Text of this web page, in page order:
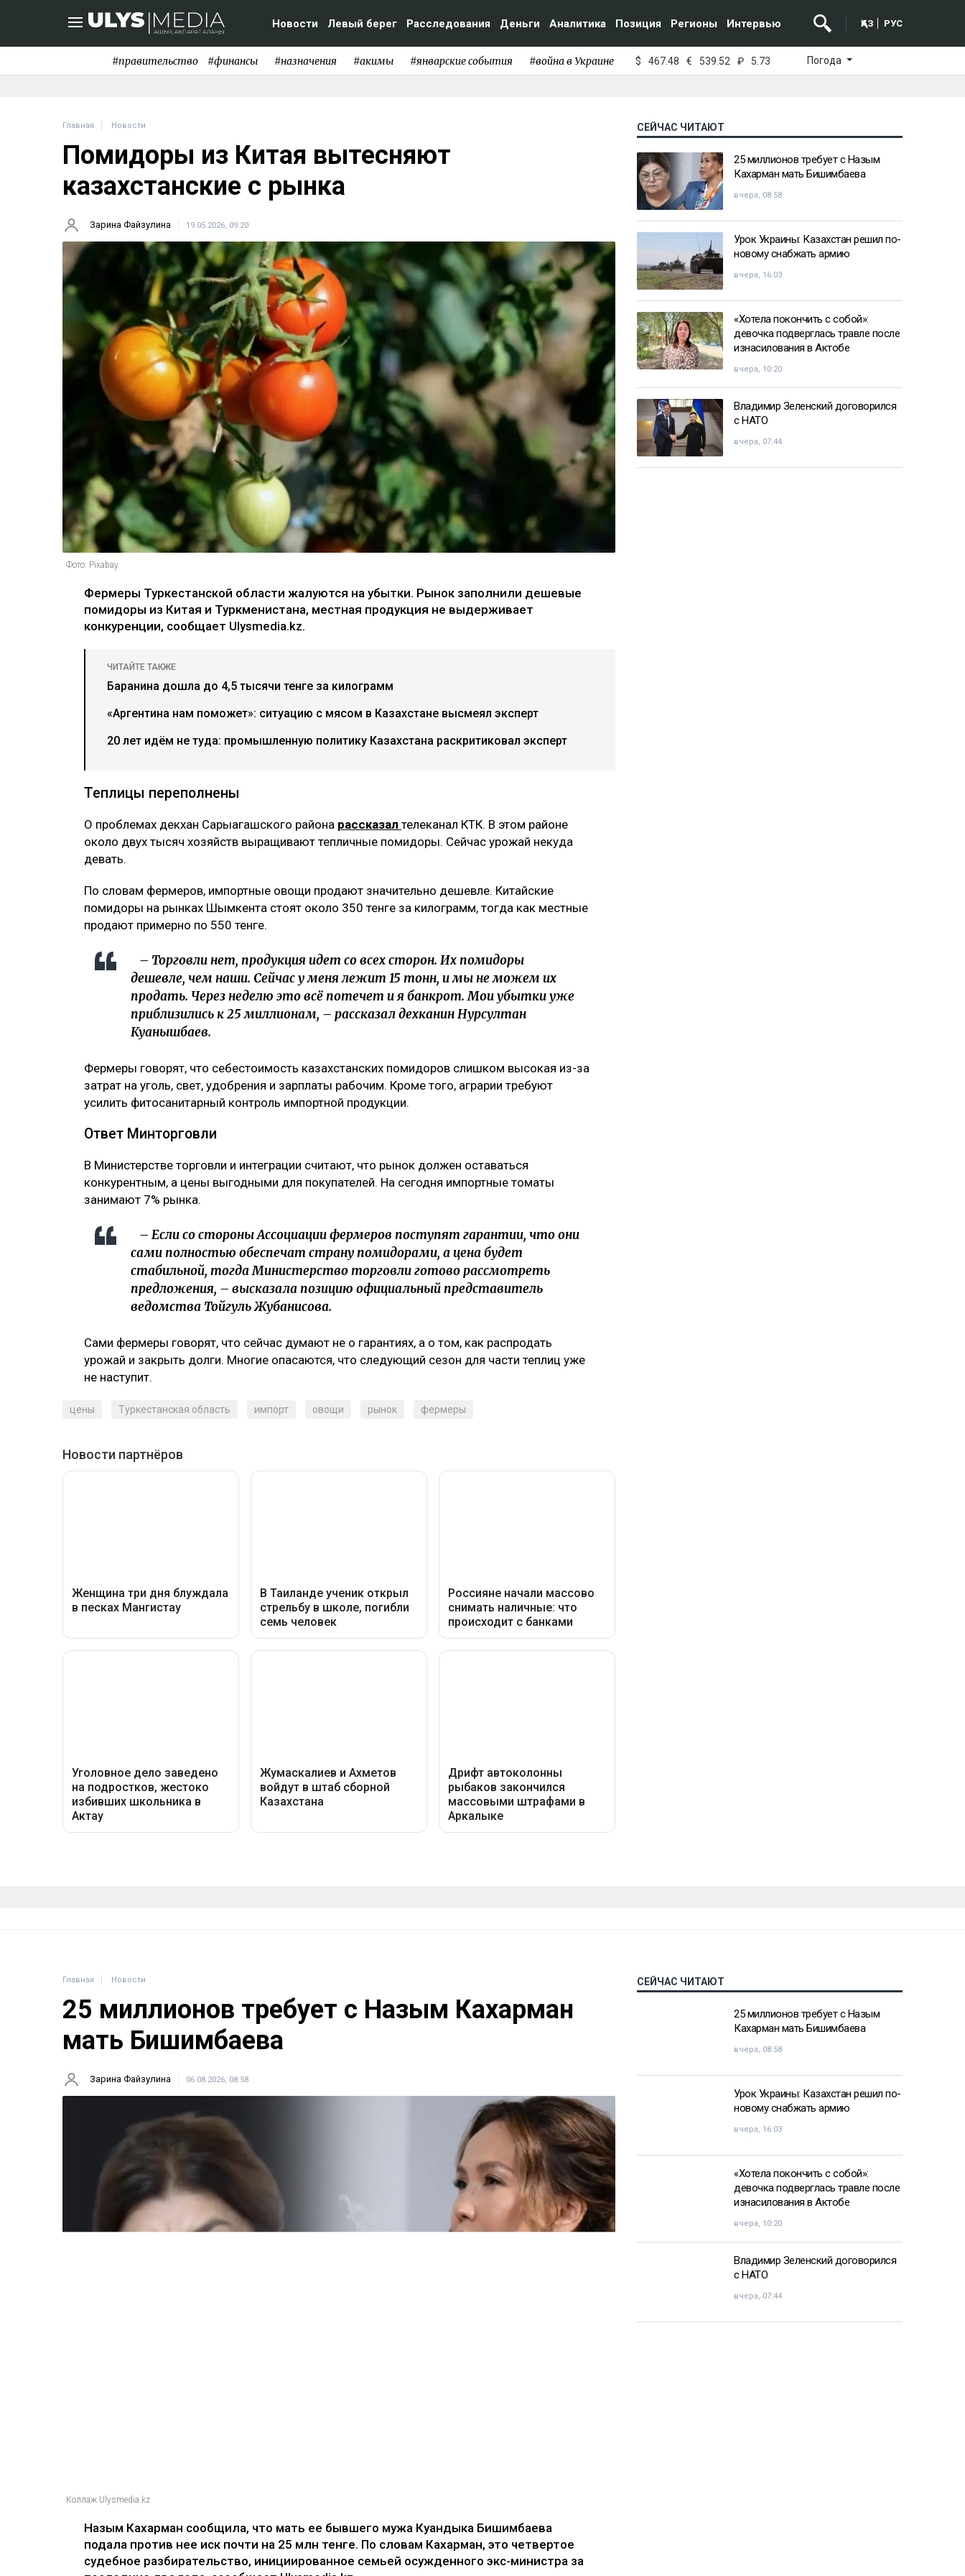
Новости Левый берег Расследования Деньги Аналитика Позиция Регионы Интервью ҚАЗ РУС
#правительство #финансы #назначения #акимы #январские события #война в Украине $ 467.48 € 539.52 ₽ 5.73 Погода
Главная Новости
Помидоры из Китая вытесняют
казахстанские с рынка
Зарина Файзулина 19.05.2026, 09:20
Фото: Pixabay
Фермеры Туркестанской области жалуются на убытки. Рынок заполнили дешевые
помидоры из Китая и Туркменистана, местная продукция не выдерживает
конкуренции, сообщает Ulysmedia.kz.
ЧИТАЙТЕ ТАКЖЕ
Баранина дошла до 4,5 тысячи тенге за килограмм
«Аргентина нам поможет»: ситуацию с мясом в Казахстане высмеял эксперт
20 лет идём не туда: промышленную политику Казахстана раскритиковал эксперт
Теплицы переполнены
О проблемах декхан Сарыагашского района рассказал телеканал КТК. В этом районе
около двух тысяч хозяйств выращивают тепличные помидоры. Сейчас урожай некуда
девать.
По словам фермеров, импортные овощи продают значительно дешевле. Китайские
помидоры на рынках Шымкента стоят около 350 тенге за килограмм, тогда как местные
продают примерно по 550 тенге.
– Торговли нет, продукция идет со всех сторон. Их помидоры
дешевле, чем наши. Сейчас у меня лежит 15 тонн, и мы не можем их
продать. Через неделю это всё потечет и я банкрот. Мои убытки уже
приблизились к 25 миллионам, – рассказал дехканин Нурсултан
Куанышбаев.
Фермеры говорят, что себестоимость казахстанских помидоров слишком высокая из-за
затрат на уголь, свет, удобрения и зарплаты рабочим. Кроме того, аграрии требуют
усилить фитосанитарный контроль импортной продукции.
Ответ Минторговли
В Министерстве торговли и интеграции считают, что рынок должен оставаться
конкурентным, а цены выгодными для покупателей. На сегодня импортные томаты
занимают 7% рынка.
– Если со стороны Ассоциации фермеров поступят гарантии, что они
сами полностью обеспечат страну помидорами, а цена будет
стабильной, тогда Министерство торговли готово рассмотреть
предложения, – высказала позицию официальный представитель
ведомства Тойгуль Жубанисова.
Сами фермеры говорят, что сейчас думают не о гарантиях, а о том, как распродать
урожай и закрыть долги. Многие опасаются, что следующий сезон для части теплиц уже
не наступит.
цены Туркестанская область импорт овощи рынок фермеры
СЕЙЧАС ЧИТАЮТ
25 миллионов требует с Назым
Кахарман мать Бишимбаева
вчера, 08:58
Урок Украины: Казахстан решил по-
новому снабжать армию
вчера, 16:03
«Хотела покончить с собой»:
девочка подверглась травле после
изнасилования в Актобе
вчера, 10:20
Владимир Зеленский договорился
с НАТО
вчера, 07:44
Главная Новости
25 миллионов требует с Назым Кахарман
мать Бишимбаева
Зарина Файзулина 06.08.2026, 08:58
Коллаж Ulysmedia.kz
Назым Кахарман сообщила, что мать ее бывшего мужа Куандыка Бишимбаева
подала против нее иск почти на 25 млн тенге. По словам Кахарман, это четвертое
судебное разбирательство, инициированное семьей осужденного экс-министра за
СЕЙЧАС ЧИТАЮТ
25 миллионов требует с Назым
Кахарман мать Бишимбаева
вчера, 08:58
Урок Украины: Казахстан решил по-
новому снабжать армию
вчера, 16:03
«Хотела покончить с собой»:
девочка подверглась травле после
изнасилования в Актобе
вчера, 10:20
Владимир Зеленский договорился
с НАТО
вчера, 07:44